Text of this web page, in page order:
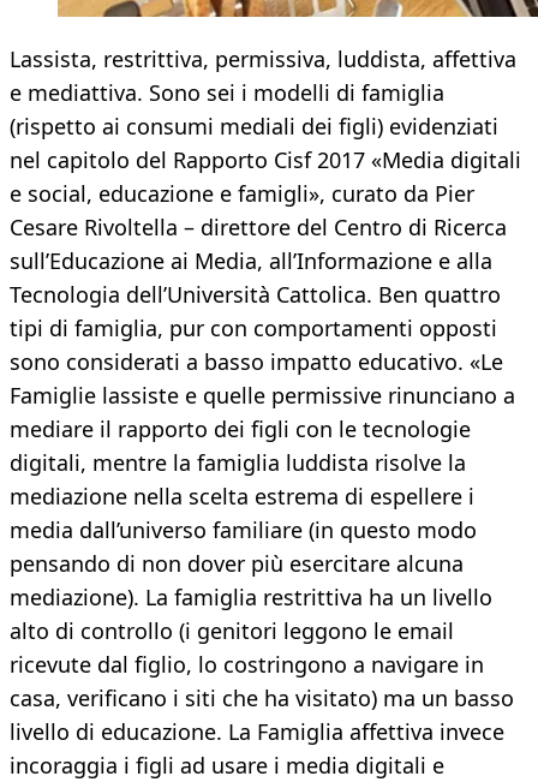
Lassista, restrittiva, permissiva, luddista, affettiva
e mediattiva. Sono sei i modelli di famiglia
(rispetto ai consumi mediali dei figli) evidenziati
nel capitolo del Rapporto Cisf 2017 «Media digitali
e social, educazione e famigli», curato da Pier
Cesare Rivoltella – direttore del Centro di Ricerca
sull’Educazione ai Media, all’Informazione e alla
Tecnologia dell’Università Cattolica. Ben quattro
tipi di famiglia, pur con comportamenti opposti
sono considerati a basso impatto educativo. «Le
Famiglie lassiste e quelle permissive rinunciano a
mediare il rapporto dei figli con le tecnologie
digitali, mentre la famiglia luddista risolve la
mediazione nella scelta estrema di espellere i
media dall’universo familiare (in questo modo
pensando di non dover più esercitare alcuna
mediazione). La famiglia restrittiva ha un livello
alto di controllo (i genitori leggono le email
ricevute dal figlio, lo costringono a navigare in
casa, verificano i siti che ha visitato) ma un basso
livello di educazione. La Famiglia affettiva invece
incoraggia i figli ad usare i media digitali e